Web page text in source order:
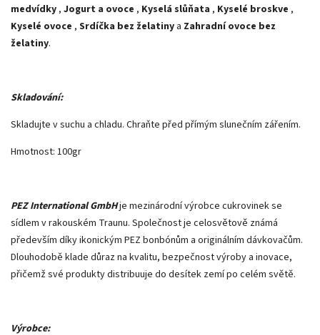
medvídky , Jogurt a ovoce , Kyselá slůňata , Kyselé broskve ,
Kyselé ovoce , Srdíčka bez želatiny a Zahradní ovoce bez
želatiny.
Skladování:
Skladujte v suchu a chladu. Chraňte před přímým slunečním zářením.
Hmotnost: 100gr
PEZ International GmbHje mezinárodní výrobce cukrovinek se
sídlem v rakouském Traunu. Společnost je celosvětově známá
především díky ikonickým PEZ bonbónům a originálním dávkovačům.
Dlouhodobě klade důraz na kvalitu, bezpečnost výroby a inovace,
přičemž své produkty distribuuje do desítek zemí po celém světě.
Výrobce: